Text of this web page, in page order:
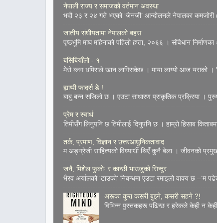
नेपाली राज्य र समाजको वर्तमान अवस्था
भदौ २३ र २४ गते भएको ‘जेनजी’ आन्दोलनले नेपालका कमजोरी
जातीय संघीयतामा नेपालको बहस
पृष्ठभूमि माघ महिनाको पहिलो हप्ता, २०६६ । संविधान
बसिबियाँलो - १
मेरो ब्लग धमिराले खान लागिसकेछ । माया लाग्यो आज यसको
ह्याप्पी फादर्स डे !
बाबु बन्न सजिलो छ । एउटा साधारण प्राकृतिक प्रक्रिया ।
प्रेम र स्वार्थ
तिमीसँग लिनुपनि छ तिमीलाई दिनुपनि छ । हाम्रो हिसाब
तर्क, प्रमाण, विज्ञान र उत्तरआधुनिकतावाद
म अङ्ग्रेजी साहित्यको विध्यार्थी थिएँ कुनै बेला । जीवनको
जनै, मिशेल फुकोः र कान्छी भाउजुको सिन्दुर
भैरव अर्यालको 'टाउको' निबन्धमा एउटा रमाइलो वाक्य छ –‘म
अरूका कुरा कसरी बुझ्ने, कसरी सहने ?!
विभिन्न पुस्तकहरू पढिन्छ र हरेकले केही न